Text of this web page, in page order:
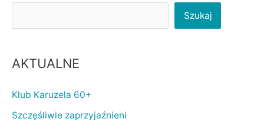
Szukaj
AKTUALNE
Klub Karuzela 60+
Szczęśliwie zaprzyjaźnieni